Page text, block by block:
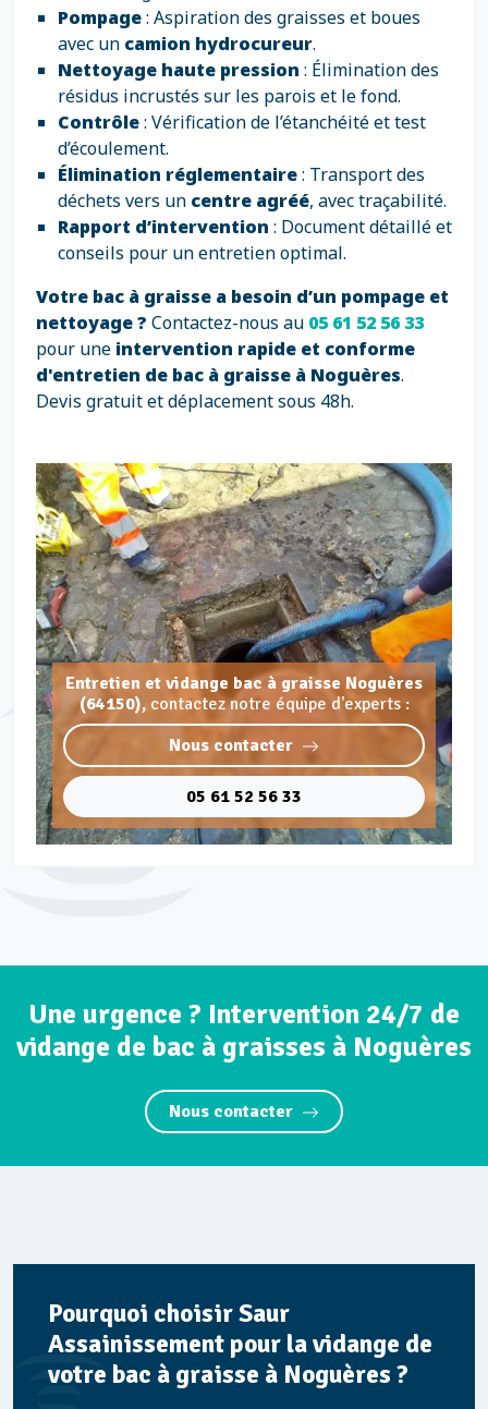
Pompage: Aspiration des graisses et boues
avec un camion hydrocureur.
Nettoyage haute pression : Élimination des
résidus incrustés sur les parois et le fond.
Contrôle: Vérification de l’étanchéité et test
d’écoulement.
Élimination réglementaire: Transport des
déchets vers un centre agréé, avec traçabilité.
Rapport d’intervention : Document détaillé et
conseils pour un entretien optimal.
Votre bac à graisse a besoin d’un pompage et
nettoyage ? Contactez-nous au 05 61 52 56 33
pour une intervention rapide et conforme
d'entretien de bac à graisse à Noguères.
Devis gratuit et déplacement sous 48h.
Entretien et vidange bac à graisse Noguères
(64150), contactez notre équipe d'experts :
Nous contacter
05 61 52 56 33
Une urgence ? Intervention 24/7 de
vidange de bac à graisses à Noguères
Nous contacter
Pourquoi choisir Saur
Assainissement pour la vidange de
votre bac à graisse à Noguères ?